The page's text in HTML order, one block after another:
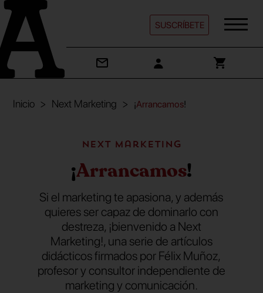
SUSCRÍBETE
Inicio Next Marketing ¡Arrancamos!
Next Marketing
¡Arrancamos!
Si el marketing te apasiona, y además
quieres ser capaz de dominarlo con
destreza, ¡bienvenido a Next
Marketing!, una serie de artículos
didácticos firmados por Félix Muñoz,
profesor y consultor independiente de
marketing y comunicación.